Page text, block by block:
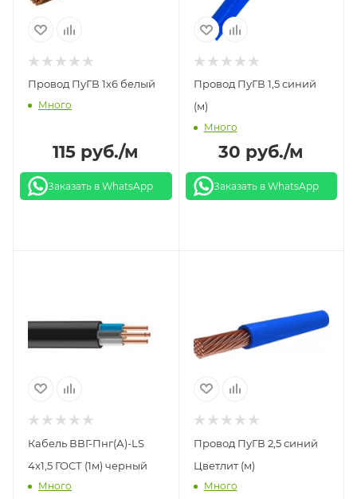
Провод ПуГВ 1х6 белый
Много
115 руб./м
Заказать в WhatsApp
Провод ПуГВ 1,5 синий
(м)
Много
30 руб./м
Заказать в WhatsApp
Кабель ВВГ-Пнг(А)-LS
4х1,5 ГОСТ (1м) черный
Много
Провод ПуГВ 2,5 синий
Цветлит (м)
Много